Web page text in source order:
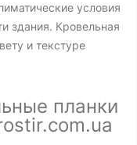
условия
здания. Кровельная
и текстуре
планки